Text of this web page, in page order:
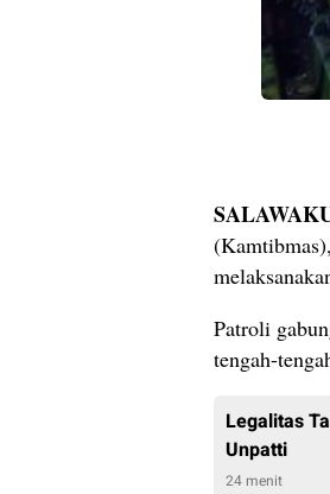
Patroli
tengah-
Legalitas
Unpatti
24 menit